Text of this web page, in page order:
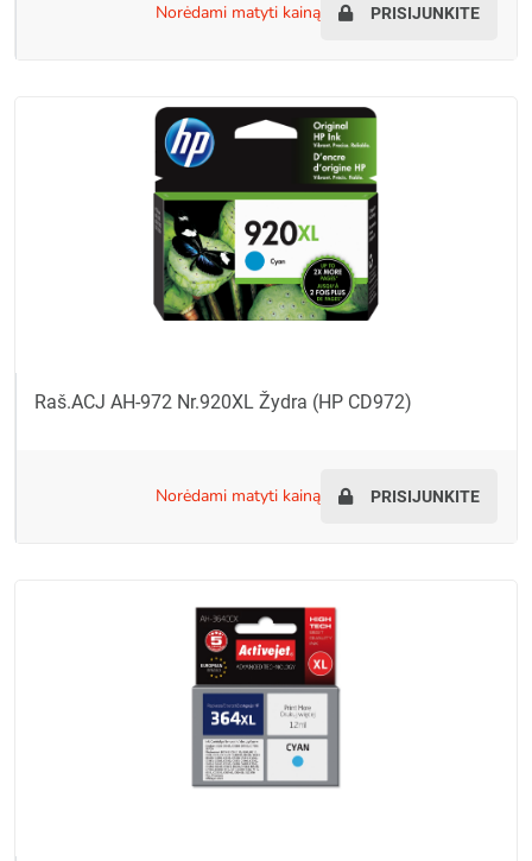
norėdami matyti kainą PRISIJUNKITE
Raš.ACJ AH-972 Nr.920XL Žydra (HP CD972)
norėdami matyti kainą PRISIJUNKITE